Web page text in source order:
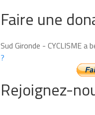
Faire une
Sud Gironde - CYCLISME
?
Rejoignez-